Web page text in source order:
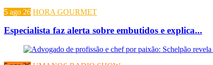
5 ago 26 HORA GOURMET
Especialista faz alerta sobre embutidos e explica...